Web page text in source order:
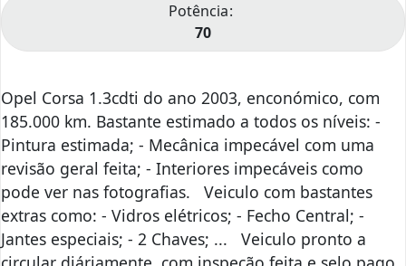
Potência
70
Opel Corsa 1.3cdti do ano 2003, enconómico, com
185.000 km. Bastante estimado a todos os níveis: -
Pintura estimada; - Mecânica impecável com uma
revisão geral feita; - Interiores impecáveis como
pode ver nas fotografias. Veiculo com bastantes
extras como: - Vidros elétricos; - Fecho Central; -
Jantes especiais; - 2 Chaves; ... Veiculo pronto a